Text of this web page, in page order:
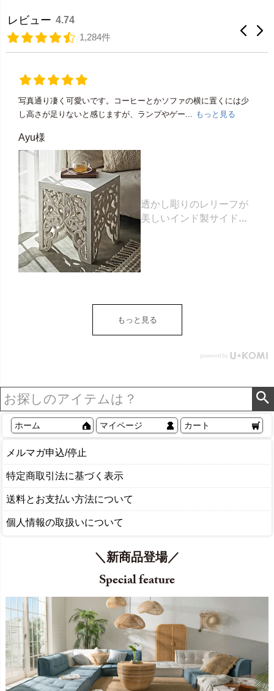
レビュー 4.74
1,284件
写真通り凄く可愛いです。コーヒーとかソファの横に置くには少
し高さが足りないと感じますが、ランプやゲー...
もっと見る
Ayu様
透かし彫りのレリーフが
美しいインド製サイドテ
もっと見る
ホーム マイページ カート
メルマガ申込/停止
特定商取引法に基づく表示
送料とお支払い方法について
個人情報の取扱いについて
＼新商品登場／
Special feature